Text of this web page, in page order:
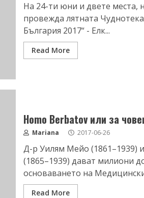
На 24-ти юни и двете места,
провежда лятната
България 2017“ - Елк...
Read More
Homo Berbatov или за
Mariana 2017-06-26
Д-р Уилям Мейо (1861–1939)
(1865–1939) дават милиони
основаването на
Read More